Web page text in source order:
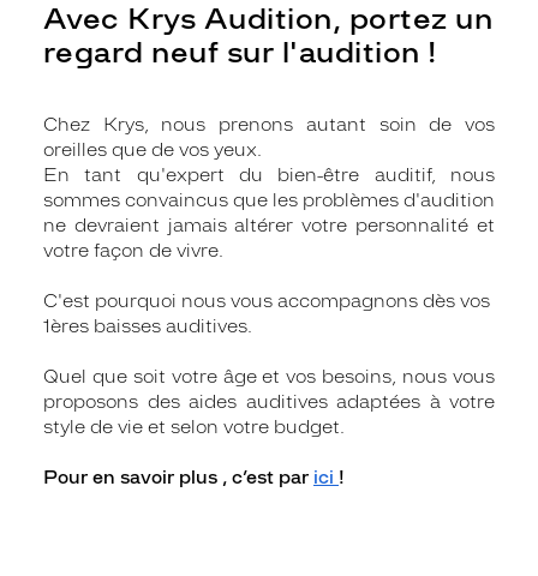
Avec Krys Audition, portez un
regard neuf sur l'audition !
Chez Krys, nous prenons autant soin de vos
oreilles que de vos yeux.
En tant qu'expert du bien-être auditif, nous
sommes convaincus que les problèmes d'audition
ne devraient jamais altérer votre personnalité et
votre façon de vivre.
C'est pourquoi nous vous accompagnons dès vos
1ères baisses auditives.
Quel que soit votre âge et vos besoins, nous vous
proposons des aides auditives adaptées à votre
style de vie et selon votre budget.
Pour en savoir plus , c’est par ici !